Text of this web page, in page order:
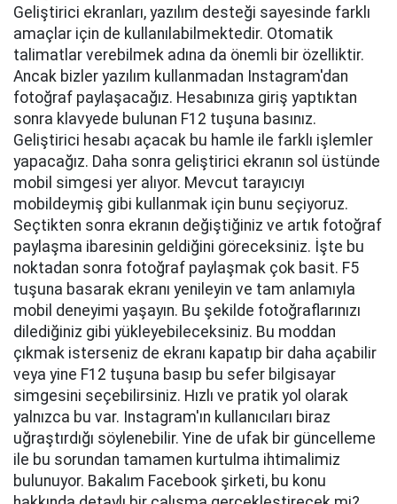
Geliştirici ekranları, yazılım desteği sayesinde farklı
amaçlar için de kullanılabilmektedir. Otomatik
talimatlar verebilmek adına da önemli bir özelliktir.
Ancak bizler yazılım kullanmadan Instagram'dan
fotoğraf paylaşacağız. Hesabınıza giriş yaptıktan
sonra klavyede bulunan F12 tuşuna basınız.
Geliştirici hesabı açacak bu hamle ile farklı işlemler
yapacağız. Daha sonra geliştirici ekranın sol üstünde
mobil simgesi yer alıyor. Mevcut tarayıcıyı
mobildeymiş gibi kullanmak için bunu seçiyoruz.
Seçtikten sonra ekranın değiştiğiniz ve artık fotoğraf
paylaşma ibaresinin geldiğini göreceksiniz. İşte bu
noktadan sonra fotoğraf paylaşmak çok basit. F5
tuşuna basarak ekranı yenileyin ve tam anlamıyla
mobil deneyimi yaşayın. Bu şekilde fotoğraflarınızı
dilediğiniz gibi yükleyebileceksiniz. Bu moddan
çıkmak isterseniz de ekranı kapatıp bir daha açabilir
veya yine F12 tuşuna basıp bu sefer bilgisayar
simgesini seçebilirsiniz. Hızlı ve pratik yol olarak
yalnızca bu var. Instagram'ın kullanıcıları biraz
uğraştırdığı söylenebilir. Yine de ufak bir güncelleme
ile bu sorundan tamamen kurtulma ihtimalimiz
bulunuyor. Bakalım Facebook şirketi, bu konu